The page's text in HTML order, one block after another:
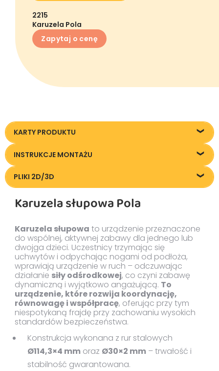
2215
Karuzela Pola
Zapytaj o cenę
KARTY PRODUKTU
2215_Karuzela-Pola_KT20200226
INSTRUKCJE MONTAŻU
Instrukcja montażu
PLIKI 2D/3D
Pliki DXF/DWG 2215
Pliki FBX
Karuzela słupowa Pola
Karuzela słupowa to urządzenie przeznaczone
do wspólnej, aktywnej zabawy dla jednego lub
dwojga dzieci. Uczestnicy trzymając się
uchwytów i odpychając nogami od podłoża,
wprawiają urządzenie w ruch – odczuwając
działanie siły odśrodkowej, co czyni zabawę
dynamiczną i wyjątkowo angażującą. To
urządzenie, które rozwija koordynację,
równowagę i współpracę, oferując przy tym
niespotykaną frajdę przy zachowaniu wysokich
standardów bezpieczeństwa.
Konstrukcja wykonana z rur stalowych
Ø114,3×4 mm oraz Ø30×2 mm – trwałość i
stabilność gwarantowana.